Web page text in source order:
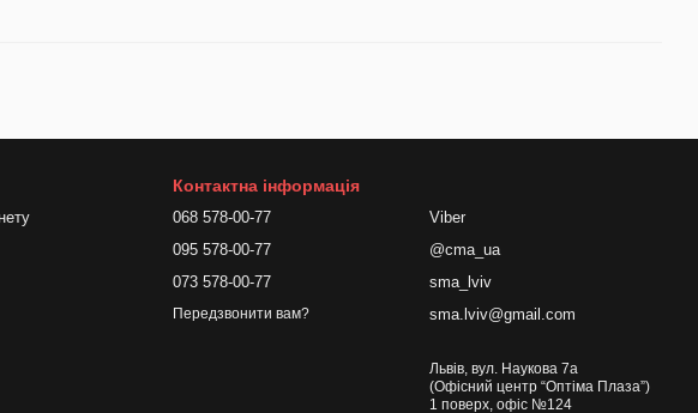
Контактна інформація
068 578-00-77
095 578-00-77
073 578-00-77
Передзвонити вам?
Viber
@cma_ua
sma_lviv
sma.lviv@gmail.com
Львів, вул. Наукова 7а
(Офісний центр “Оптіма Плаза”)
1 поверх, офіс №124